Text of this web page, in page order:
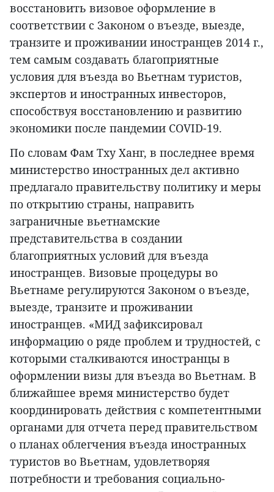
восстановить визовое оформление в
соответствии с Законом о въезде, выезде,
транзите и проживании иностранцев 2014 г.,
тем самым создавать благоприятные
условия для въезда во Вьетнам туристов,
экспертов и иностранных инвесторов,
способствуя восстановлению и развитию
экономики после пандемии COVID-19.
По словам Фам Тху Ханг, в последнее время
министерство иностранных дел активно
предлагало правительству политику и меры
по открытию страны, направить
заграничные вьетнамские
представительства в создании
благоприятных условий для въезда
иностранцев. Визовые процедуры во
Вьетнаме регулируются Законом о въезде,
выезде, транзите и проживании
иностранцев. «МИД зафиксировал
информацию о ряде проблем и трудностей, с
которыми сталкиваются иностранцы в
оформлении визы для въезда во Вьетнам. В
ближайшее время министерство будет
координировать действия с компетентными
органами для отчета перед правительством
о планах облегчения въезда иностранных
туристов во Вьетнам, удовлетворяя
потребности и требования социально-